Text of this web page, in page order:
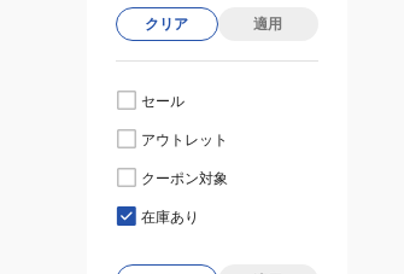
クリア 適用
セール
アウトレット
クーポン対象
在庫あり